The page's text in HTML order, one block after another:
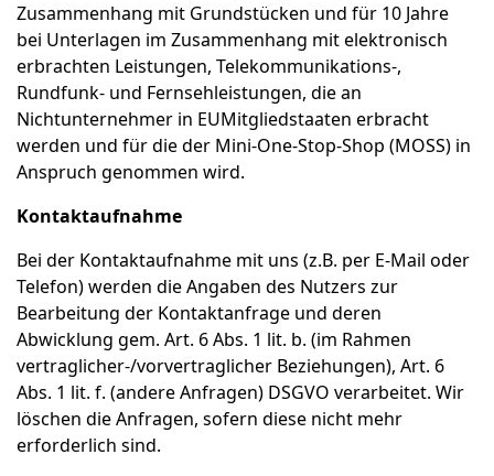
Zusammenhang mit Grundstücken und für 10 Jahre
bei Unterlagen im Zusammenhang mit elektronisch
erbrachten Leistungen, Telekommunikations-,
Rundfunk- und Fernsehleistungen, die an
Nichtunternehmer in EUMitgliedstaaten erbracht
werden und für die der Mini-One-Stop-Shop (MOSS) in
Anspruch genommen wird.
Kontaktaufnahme
Bei der Kontaktaufnahme mit uns (z.B. per E-Mail oder
Telefon) werden die Angaben des Nutzers zur
Bearbeitung der Kontaktanfrage und deren
Abwicklung gem. Art. 6 Abs. 1 lit. b. (im Rahmen
vertraglicher-/vorvertraglicher Beziehungen), Art. 6
Abs. 1 lit. f. (andere Anfragen) DSGVO verarbeitet. Wir
löschen die Anfragen, sofern diese nicht mehr
erforderlich sind.